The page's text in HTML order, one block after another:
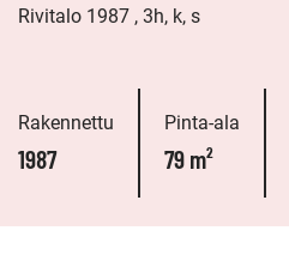
Rivitalo 1987 , 3h, k, s
Rakennettu
1987
Pinta-ala
79 m²